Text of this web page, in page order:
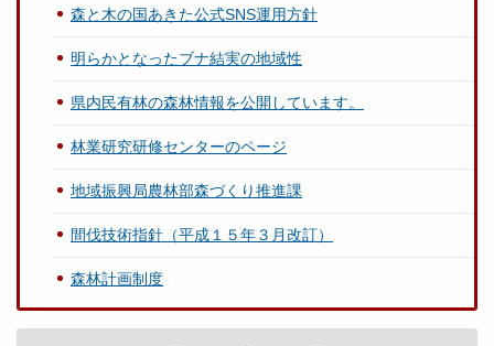
森と木の国あきた公式SNS運用方針
明らかとなったブナ結実の地域性
県内民有林の森林情報を公開しています。
林業研究研修センターのページ
地域振興局農林部森づくり推進課
間伐技術指針（平成１５年３月改訂）
森林計画制度